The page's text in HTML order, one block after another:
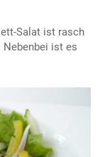
Salat ist rasch
ist es